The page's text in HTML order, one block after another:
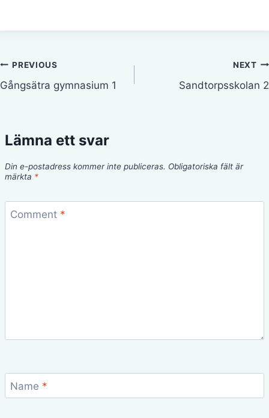
Inläggsnavigering
PREVIOUS
Gångsätra gymnasium 1
NEXT
Sandtorpsskolan 2
Lämna ett svar
Din e-postadress kommer inte publiceras. Obligatoriska fält är
märkta *
Comment *
Name *